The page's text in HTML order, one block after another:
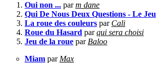
Oui non ... parm dane
Qui De Nous Deux Questions - Le Jeu
La roue des couleurs par Cali
Roue du Hasard parqui sera choisi
Jeu de la roue par Baloo
Miam par Max